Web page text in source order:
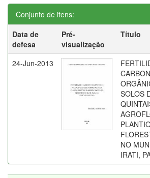
Conjunto de itens:
Data de
defesa
Pré-
visualização
Título
24-Jun-2013
SOLOS
NO
IRATI,